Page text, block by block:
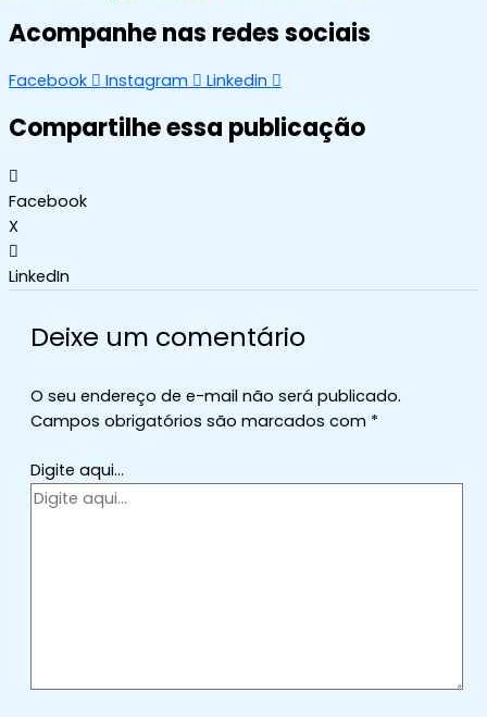
Acompanhe nas redes sociais
Facebook Instagram Linkedin
Compartilhe essa publicação
Facebook
X
LinkedIn
Deixe um comentário
O seu endereço de e-mail não será publicado.
Campos obrigatórios são marcados com *
Digite aqui...